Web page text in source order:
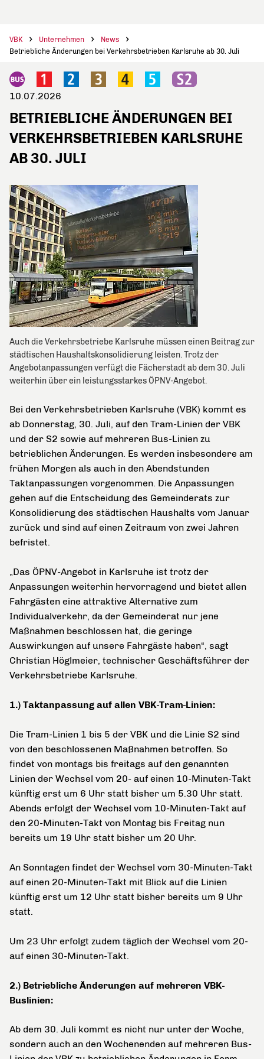
VBK Unternehmen
News
Betriebliche Änderungen bei Verkehrsbetrieben Karlsruhe ab 30. Juli
10.07.2026
BETRIEBLICHE ÄNDERUNGEN BEI
VERKEHRSBETRIEBEN KARLSRUHE
AB 30. JULI
Auch die Verkehrsbetriebe Karlsruhe müssen einen Beitrag zur
städtischen Haushaltskonsolidierung leisten. Trotz der
Angebotanpassungen verfügt die Fächerstadt ab dem 30. Juli
weiterhin über ein leistungsstarkes ÖPNV-Angebot.
Bei den Verkehrsbetrieben Karlsruhe (VBK) kommt es
ab Donnerstag, 30. Juli, auf den Tram-Linien der VBK
und der S2 sowie auf mehreren Bus-Linien zu
betrieblichen Änderungen. Es werden insbesondere am
frühen Morgen als auch in den Abendstunden
Taktanpassungen vorgenommen. Die Anpassungen
gehen auf die Entscheidung des Gemeinderats zur
Konsolidierung des städtischen Haushalts vom Januar
zurück und sind auf einen Zeitraum von zwei Jahren
befristet.
„Das ÖPNV-Angebot in Karlsruhe ist trotz der
Anpassungen weiterhin hervorragend und bietet allen
Fahrgästen eine attraktive Alternative zum
Individualverkehr, da der Gemeinderat nur jene
Maßnahmen beschlossen hat, die geringe
Auswirkungen auf unsere Fahrgäste haben“, sagt
Christian Höglmeier, technischer Geschäftsführer der
Verkehrsbetriebe Karlsruhe.
1.) Taktanpassung auf allen VBK-Tram-Linien:
Die Tram-Linien 1 bis 5 der VBK und die Linie S2 sind
von den beschlossenen Maßnahmen betroffen. So
findet von montags bis freitags auf den genannten
Linien der Wechsel vom 20- auf einen 10-Minuten-Takt
künftig erst um 6 Uhr statt bisher um 5.30 Uhr statt.
Abends erfolgt der Wechsel vom 10-Minuten-Takt auf
den 20-Minuten-Takt von Montag bis Freitag nun
bereits um 19 Uhr statt bisher um 20 Uhr.
An Sonntagen findet der Wechsel vom 30-Minuten-Takt
auf einen 20-Minuten-Takt mit Blick auf die Linien
künftig erst um 12 Uhr statt bisher bereits um 9 Uhr
statt.
Um 23 Uhr erfolgt zudem täglich der Wechsel vom 20-
auf einen 30-Minuten-Takt.
2.) Betriebliche Änderungen auf mehreren VBK-
Buslinien:
Ab dem 30. Juli kommt es nicht nur unter der Woche,
sondern auch an den Wochenenden auf mehreren Bus-